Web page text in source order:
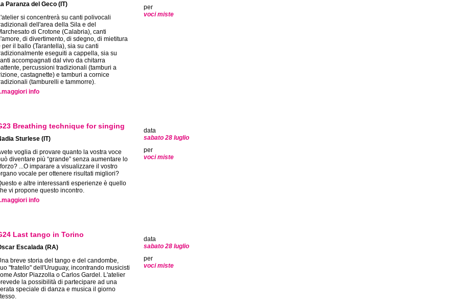
Paranza del Geco (IT)
si concentrerà su canti polivocali
dell'area della Sila e del
di Crotone (Calabria), canti
di divertimento, di sdegno, di mietitura
per il ballo (Tarantella), sia su canti
eseguiti a cappella, sia su
accompagnati dal vivo da chitarra
percussioni tradizionali (tamburi a
castagnette) e tamburi a cornice
(tamburelli e tammorre).
info
per
voci miste
Breathing technique for singing
Sturlese (IT)
voglia di provare quanto la vostra voce
diventare più “grande” senza aumentare lo
...O imparare a visualizzare il vostro
vocale per ottenere risultati migliori?
e altre interessanti esperienze è quello
vi propone questo incontro.
info
data
sabato 28 luglio
per
voci miste
Last tango in Torino
Escalada (RA)
breve storia del tango e del candombe,
"fratello" dell'Uruguay, incontrando musicisti
Astor Piazzolla o Carlos Gardel. L'atelier
la possibilità di partecipare ad una
speciale di danza e musica il giorno
data
sabato 28 luglio
per
voci miste